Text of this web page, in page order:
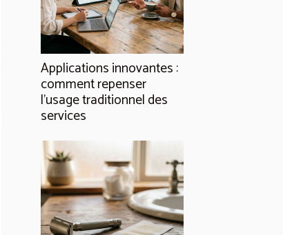
Applications innovantes :
comment repenser
l’usage traditionnel des
services